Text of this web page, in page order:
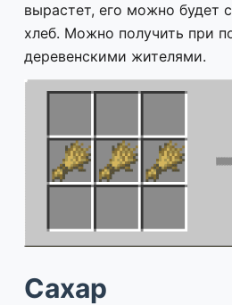
вырастет, его можно будет
хлеб. Можно получить при
деревенскими жителями.
Сахар